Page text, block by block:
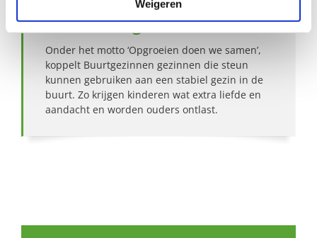
Weigeren
Over Buurtgezinnen
Onder het motto ‘Opgroeien doen we samen’,
koppelt Buurtgezinnen gezinnen die steun
kunnen gebruiken aan een stabiel gezin in de
buurt. Zo krijgen kinderen wat extra liefde en
aandacht en worden ouders ontlast.